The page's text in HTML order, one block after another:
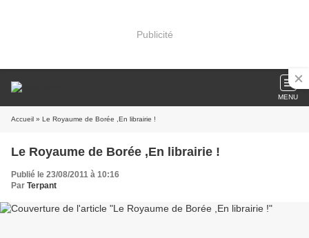
Publicité
MENU
Accueil » Le Royaume de Borée ,En librairie !
Le Royaume de Borée ,En librairie !
Publié le 23/08/2011 à 10:16
Par Terpant